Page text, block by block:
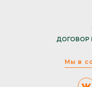
ДОГОВОР
Мы в